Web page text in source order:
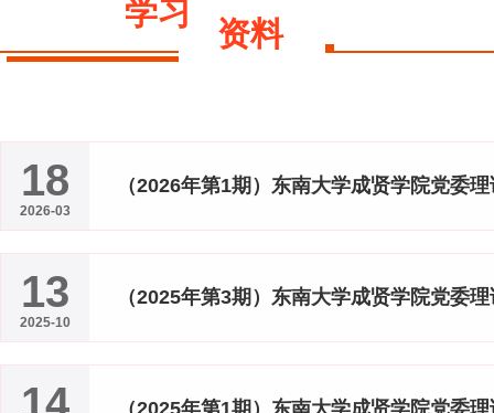
学习
资料
18
2026-03
（2026年第1期）东南大学成贤学院党委
13
2025-10
（2025年第3期）东南大学成贤学院党委
14 （2025年第1期）东南大学成贤学院党委